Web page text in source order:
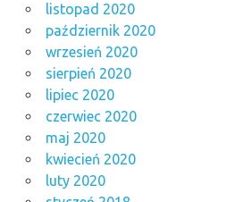
listopad 2020
październik 2020
wrzesień 2020
sierpień 2020
lipiec 2020
czerwiec 2020
maj 2020
kwiecień 2020
luty 2020